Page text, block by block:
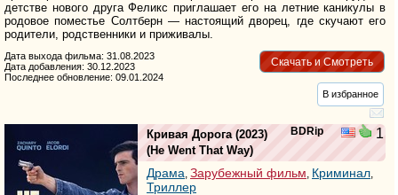
детстве нового друга Феликс приглашает его на летние каникулы в
родовое поместье Солтберн — настоящий дворец, где скучают его
родители, родственники и приживалы.
Скачать и Смотреть
Дата выхода фильма: 31.08.2023
Дата добавления: 30.12.2023
Последнее обновление: 09.01.2024
В избранное
BDRip 1
Кривая Дорога (2023)
(He Went That Way)
Драма, Зарубежный фильм, Криминал,
Триллер